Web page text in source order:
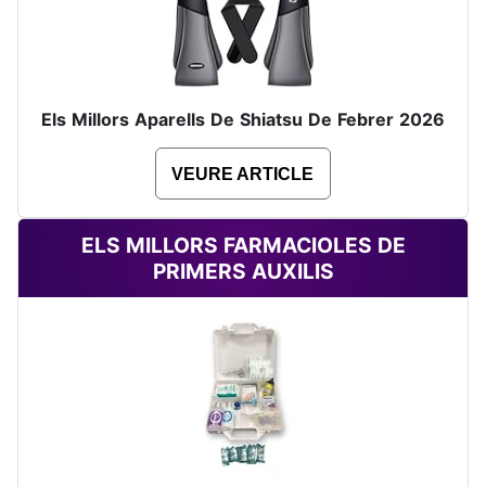
Els Millors Aparells De Shiatsu De Febrer 2026
VEURE ARTICLE
ELS MILLORS FARMACIOLES DE
PRIMERS AUXILIS